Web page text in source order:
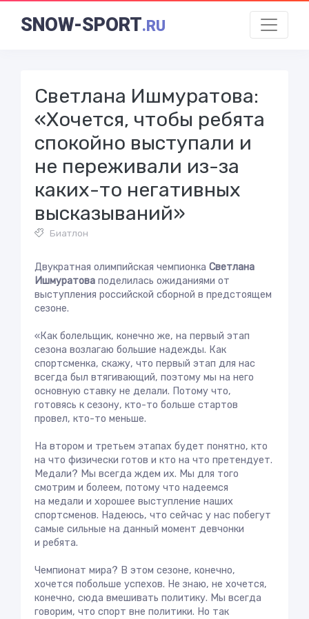
SNOW-SPORT.RU
Светлана Ишмуратова:
«Хочется, чтобы ребята
спокойно выступали и
не переживали из-за
каких-то негативных
высказываний»
Биатлон
Двукратная олимпийская чемпионка Светлана
Ишмуратова поделилась ожиданиями от
выступления российской сборной в предстоящем
сезоне.
«Как болельщик, конечно же, на первый этап
сезона возлагаю большие надежды. Как
спортсменка, скажу, что первый этап для нас
всегда был втягивающий, поэтому мы на него
основную ставку не делали. Потому что,
готовясь к сезону, кто-то больше стартов
провел, кто-то меньше.
На втором и третьем этапах будет понятно, кто
на что физически готов и кто на что претендует.
Медали? Мы всегда ждем их. Мы для того
смотрим и болеем, потому что надеемся
на медали и хорошее выступление наших
спортсменов. Надеюсь, что сейчас у нас побегут
самые сильные на данный момент девчонки
и ребята.
Чемпионат мира? В этом сезоне, конечно,
хочется побольше успехов. Не знаю, не хочется,
конечно, сюда вмешивать политику. Мы всегда
говорим, что спорт вне политики. Но так